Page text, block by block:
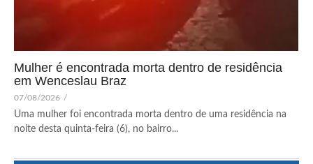
Mulher é encontrada morta dentro de residência
em Wenceslau Braz
07/08/2026 /
Uma mulher foi encontrada morta dentro de uma residência na
noite desta quinta-feira (6), no bairro...